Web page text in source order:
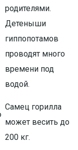
родителями.
Детеныши
гиппопотамов
проводят много
времени под
водой.
Самец горилла
может весить до
200 кг.